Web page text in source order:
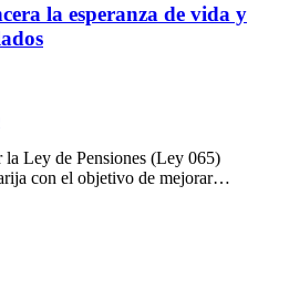
la esperanza de vida y
la Ley de Pensiones (Ley 065)
con el objetivo de mejorar…